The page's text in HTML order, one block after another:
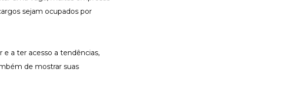
sejam ocupados por
a ter acesso a tendências,
de mostrar suas